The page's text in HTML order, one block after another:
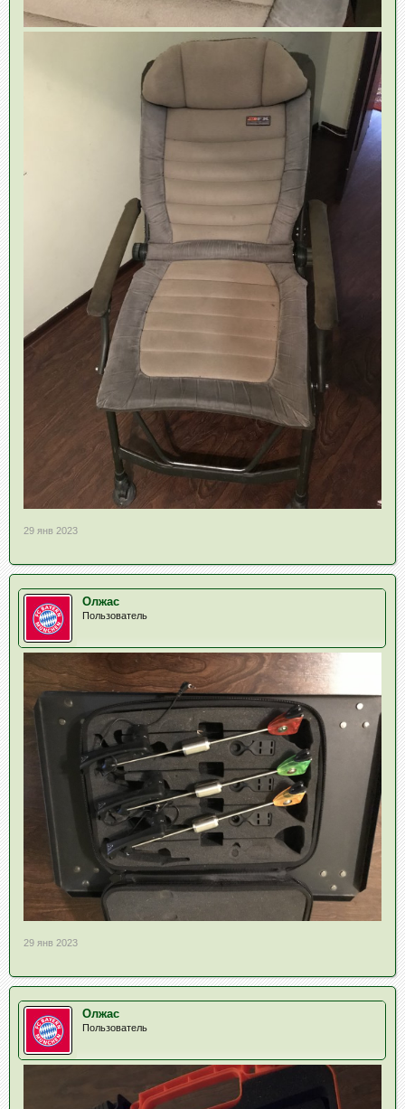
29 янв 2023
Олжас
Пользователь
29 янв 2023
Олжас
Пользователь